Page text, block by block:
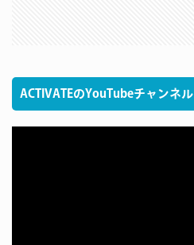
ACTIVATEのYouTubeチャンネル